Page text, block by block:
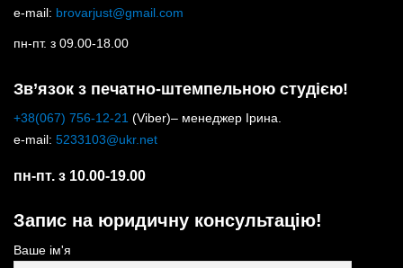
e-mail: brovarjust@gmail.com
пн-пт. з 09.00-18.00
Зв’язок з печатно-штемпельною студією!
+38(067) 756-12-21 (Viber)– менеджер Ірина.
e-mail: 5233103@ukr.net
пн-пт. з 10.00-19.00
Запис на юридичну консультацію!
Ваше ім'я